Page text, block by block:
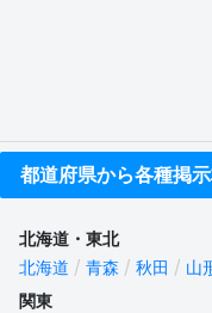
都道府県から各種掲
北海道・東北
北海道
青森 秋田 山
関東